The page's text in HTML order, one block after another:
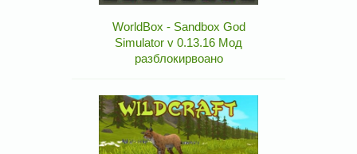
WorldBox - Sandbox God
Simulator v 0.13.16 Мод
разблокирвоано